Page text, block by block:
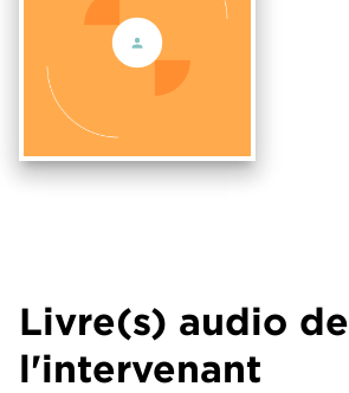
Livre(s) audio de
l'intervenant